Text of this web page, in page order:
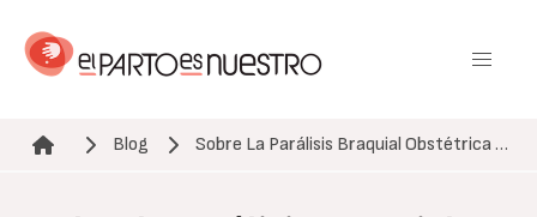
contenido
Ruta de navegación
Blog Sobre La Parálisis Braquial Obstétrica …